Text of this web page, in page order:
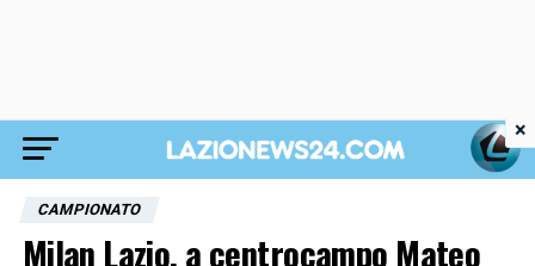
CAMPIONATO
Milan Lazio, a centrocampo Mateo
×